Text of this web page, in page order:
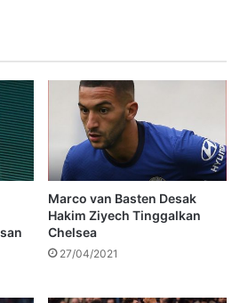
Marco van Basten Desak
Hakim Ziyech Tinggalkan
Chelsea
27/04/2021